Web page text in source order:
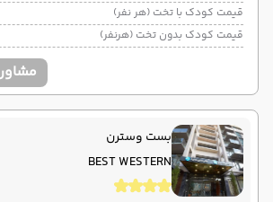
قیمت کودک با تخت (هر نفر)
قیمت کودک بدون تخت (هرنفر)
بست وسترن
BEST WESTERN